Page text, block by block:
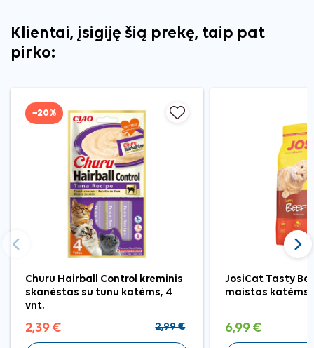
Klientai, įsigiję šią prekę, taip pat
pirko:
−20%
Churu Hairball Control kreminis
skanėstas su tunu katėms, 4
vnt.
2,39 € 2,99 €
JosiCat Tasty
maistas katėms,
6,99 €
Ankstesnis